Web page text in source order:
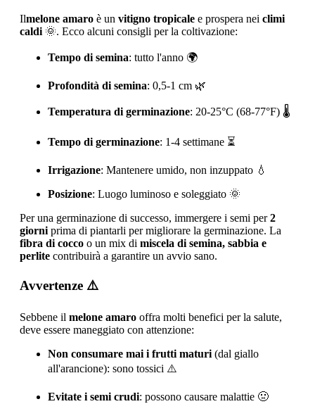
Ilmelone amaro è un vitigno tropicale e prospera nei climi
caldi 🌞. Ecco alcuni consigli per la coltivazione:
Tempo di semina: tutto l'anno 🌍
Profondità di semina: 0,5-1 cm 🌿
Temperatura di germinazione: 20-25°C (68-77°F) 🌡️
Tempo di germinazione: 1-4 settimane ⏳
Irrigazione: Mantenere umido, non inzuppato 💧
Posizione: Luogo luminoso e soleggiato 🌞
Per una germinazione di successo, immergere i semi per2
giorni prima di piantarli per migliorare la germinazione. La
fibra di cocco o un mix di miscela di semina, sabbia e
perlite contribuirà a garantire un avvio sano.
Avvertenze ⚠️
Sebbene il melone amaro offra molti benefici per la salute,
deve essere maneggiato con attenzione:
Non consumare mai i frutti maturi (dal giallo
all'arancione): sono tossici ⚠️
Evitate i semi crudi: possono causare malattie 🤢